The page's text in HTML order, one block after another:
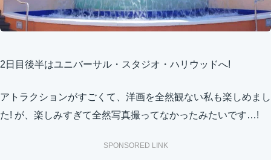
2日目後半はユニバーサル・スタジオ・ハリウッドへ!
アトラクションがすごくて、洋画を全然観ない私も楽しめまし
た! が、楽しみすぎて全然写真撮ってなかったみたいです…!
SPONSORED LINK